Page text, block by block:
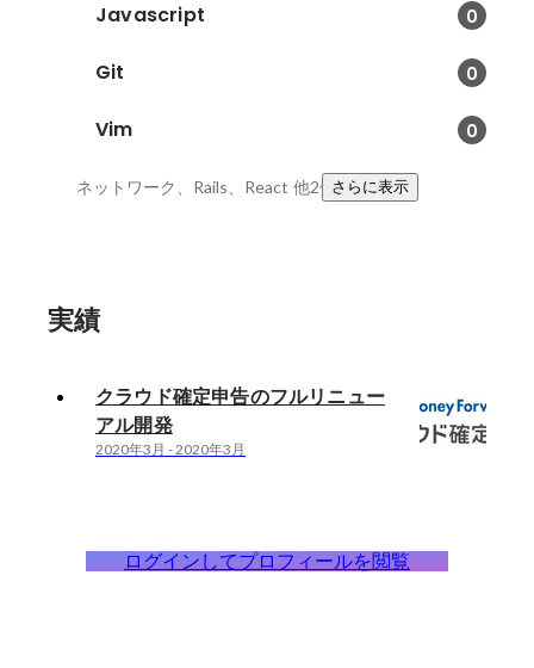
Javascript 0
Git 0
Vim 0
ネットワーク、Rails、React 他2件さらに表示
実績
クラウド確定申告のフルリニュー
アル開発
2020年3月 -2020年3月
ログインしてプロフィールを閲覧